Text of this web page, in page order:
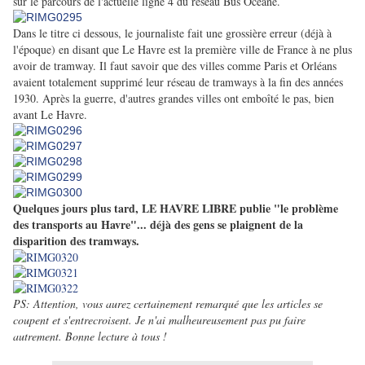
Dans le titre ci dessous, le journaliste fait une grossière erreur (déjà à
l'époque) en disant que Le Havre est la première ville de France à ne plus
avoir de tramway. Il faut savoir que des villes comme Paris et Orléans
avaient totalement supprimé leur réseau de tramways à la fin des années
1930. Après la guerre, d'autres grandes villes ont emboîté le pas, bien
avant Le Havre.
Quelques jours plus tard, LE HAVRE LIBRE publie "le problème
des transports au Havre"... déjà des gens se plaignent de la
disparition des tramways.
PS: Attention, vous aurez certainement remarqué que les articles se
coupent et s'entrecroisent. Je n'ai malheureusement pas pu faire
autrement. Bonne lecture à tous !